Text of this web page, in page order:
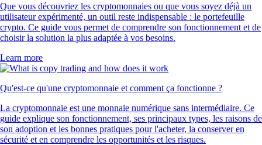
Que vous découvriez les cryptomonnaies ou que vous soyez déjà un
utilisateur expérimenté, un outil reste indispensable : le portefeuille
crypto. Ce guide vous permet de comprendre son fonctionnement et de
choisir la solution la plus adaptée à vos besoins.
Learn more
Qu'est-ce qu'une cryptomonnaie et comment ça fonctionne ?
La cryptomonnaie est une monnaie numérique sans intermédiaire. Ce
guide explique son fonctionnement, ses principaux types, les raisons de
son adoption et les bonnes pratiques pour l'acheter, la conserver en
sécurité et en comprendre les opportunités et les risques.